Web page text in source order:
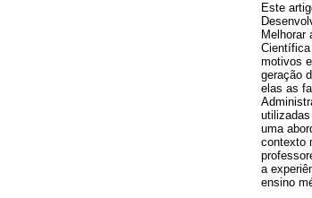
Este
Melhorar
Científica
motivos
geração
elas as
uma
contexto
a
ensino